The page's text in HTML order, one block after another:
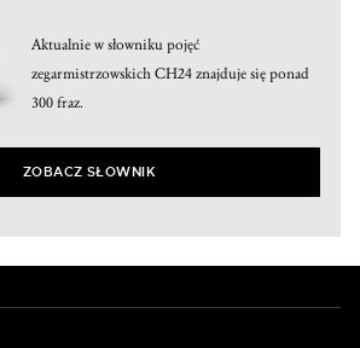
Aktualnie w słowniku pojęć
zegarmistrzowskich CH24 znajduje się ponad
300 fraz.
ZOBACZ SŁOWNIK